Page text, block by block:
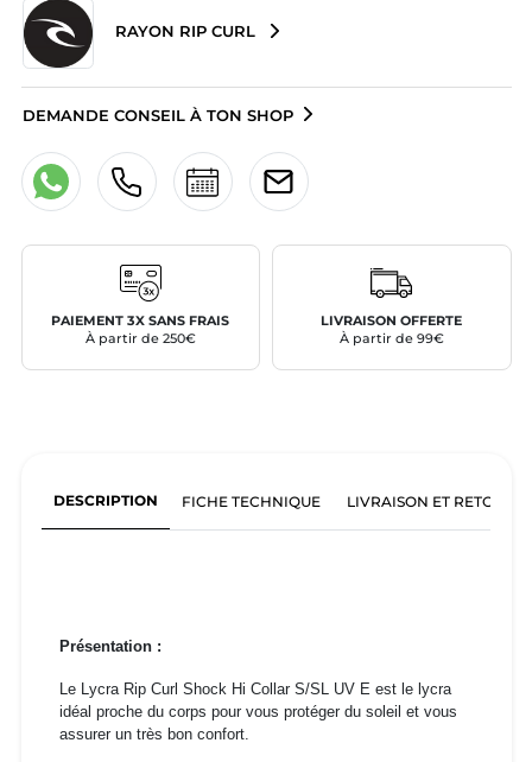
RAYON RIP CURL
DEMANDE CONSEIL À TON SHOP
PAIEMENT 3X SANS FRAIS
À partir de 250€
LIVRAISON OFFERTE
À partir de 99€
DESCRIPTION FICHE TECHNIQUE LIVRAISON ET RETOURS
Présentation :
Le Lycra Rip Curl Shock Hi Collar S/SL UV E est le lycra
idéal proche du corps pour vous protéger du soleil et vous
assurer un très bon confort.